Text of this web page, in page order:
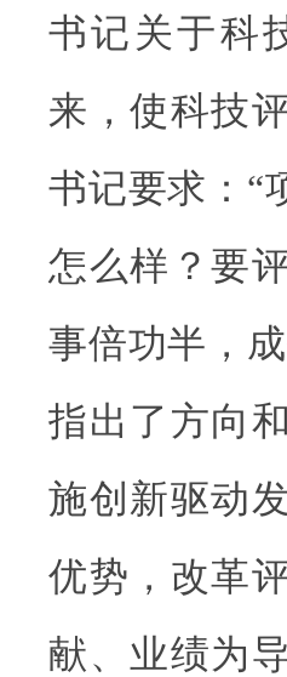
书记关于科
来，使科技
书记要求：“
怎么样？要
事倍功半，
指出了方向
施创新驱动
优势，改革
献、业绩为